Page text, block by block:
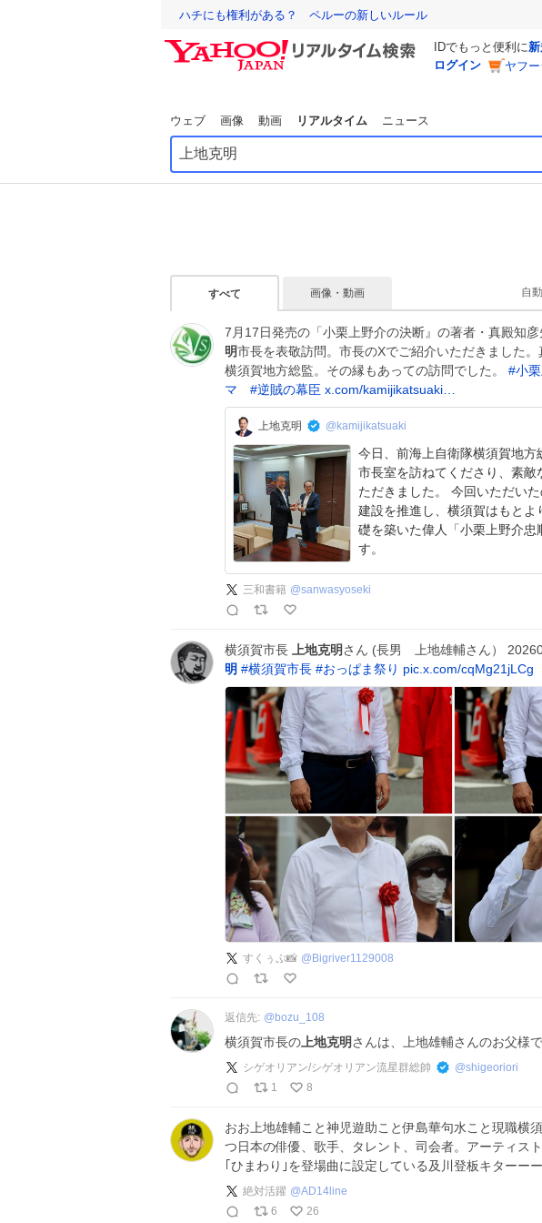
ハチにも権利がある？ ペルーの新しいルール
IDでもっと便利に
ログイン
ヤフ
ウェブ 画像 動画 リアルタイム ニュース
すべて 画像・動画 自
7月17日発売の「小栗上野介の決断』の著者・真殿知
明市長を表敬訪問。市長のXでご紹介いただきました
横須賀地方総監。その縁もあっての訪問でした。 #小
マ
#逆賊の幕臣 x.com/kamijikatsuaki…
上地克明 @kamijikatsuaki
今日、前海上自衛隊横須賀地方
市長室を訪ねてくださり、素敵
ただきました。 ​今回いただいたのは、横須賀製鉄所の
建設を推進し、横須賀はもとよ
礎を築いた偉人「小栗上野介忠
す。
三和書籍 @sanwasyoseki
横須賀市長 上地克明 さん (長男 上地雄輔さん）
明 #横須賀市長 #おっぱま祭り pic.x.com/cqMg21jLCg
すくぅぷ📸 @ Bigriver1129008
返信先: @ bozu_108
横須賀市長の 上地克明 さんは、上地雄輔さんのお父様で
シゲオリアン/シゲオリアン流星群総帥 @shigeoriori
1
8
おお上地雄輔こと神児遊助こと伊島華句水こと現職横
つ日本の俳優、歌手、タレント、司会者。アーティス
｢ひまわり｣を登場曲に設定している及川登板キターー
絶対活躍 @AD14line
6
26